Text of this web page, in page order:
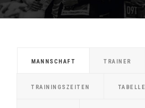
MANNSCHAFT TRAINER
TRAININGSZEITEN TABELLE